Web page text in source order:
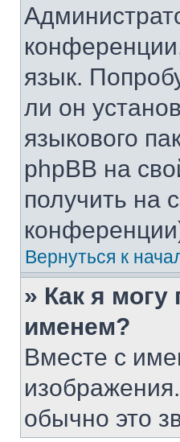
язык.
ли он
языкового
phpBB на
получить на
Вернуться к
» Как я
именем?
Вместе с
обычно это